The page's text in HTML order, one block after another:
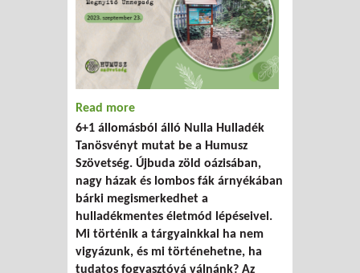
Read more
látogatókat a Humusz kertjében
6+1 állomásból álló Nulla Hulladék
Tanösvényt mutat be a Humusz
Szövetség. Újbuda zöld oázisában,
nagy házak és lombos fák árnyékában
bárki megismerkedhet a
hulladékmentes életmód lépéseivel.
Mi történik a tárgyainkkal ha nem
vigyázunk, és mi történehetne, ha
tudatos fogyasztóvá válnánk? Az